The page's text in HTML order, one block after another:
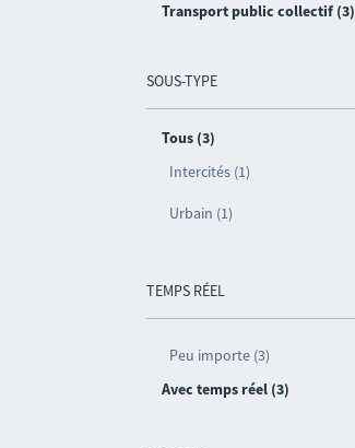
Transport public collectif (3)
SOUS-TYPE
Tous (3)
Intercités (1)
Urbain (1)
TEMPS RÉEL
Peu importe (3)
Avec temps réel (3)